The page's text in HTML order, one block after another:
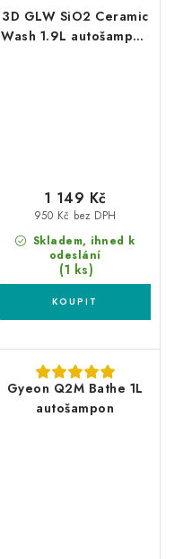
3D GLW SiO2 Ceramic
Wash 1.9L autošampon
Skladem, ihned k
odeslání
(1 ks)
950 Kč bez DPH
1 149 Kč
Gyeon Q2M Bathe 1L
autošampon